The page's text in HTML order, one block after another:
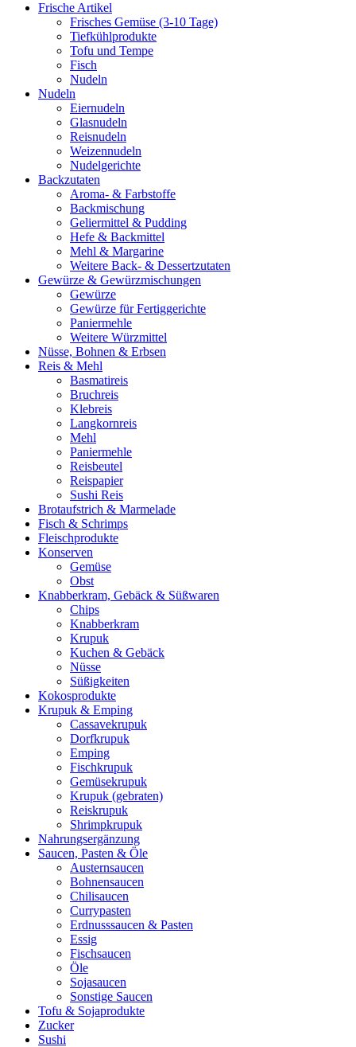
Frische Artikel
Frisches Gemüse (3-10 Tage)
Tiefkühlprodukte
Tofu und Tempe
Fisch
Nudeln
Nudeln
Eiernudeln
Glasnudeln
Reisnudeln
Weizennudeln
Nudelgerichte
Backzutaten
Aroma- & Farbstoffe
Backmischung
Geliermittel & Pudding
Hefe & Backmittel
Mehl & Margarine
Weitere Back- & Dessertzutaten
Gewürze & Gewürzmischungen
Gewürze
Gewürze für Fertiggerichte
Paniermehle
Weitere Würzmittel
Nüsse, Bohnen & Erbsen
Reis & Mehl
Basmatireis
Bruchreis
Klebreis
Langkornreis
Mehl
Paniermehle
Reisbeutel
Reispapier
Sushi Reis
Brotaufstrich & Marmelade
Fisch & Schrimps
Fleischprodukte
Konserven
Gemüse
Obst
Knabberkram, Gebäck & Süßwaren
Chips
Knabberkram
Krupuk
Kuchen & Gebäck
Nüsse
Süßigkeiten
Kokosprodukte
Krupuk & Emping
Cassavekrupuk
Dorfkrupuk
Emping
Fischkrupuk
Gemüsekrupuk
Krupuk (gebraten)
Reiskrupuk
Shrimpkrupuk
Nahrungsergänzung
Saucen, Pasten & Öle
Austernsaucen
Bohnensaucen
Chilisaucen
Currypasten
Erdnusssaucen & Pasten
Essig
Fischsaucen
Öle
Sojasaucen
Sonstige Saucen
Tofu & Sojaprodukte
Zucker
Sushi